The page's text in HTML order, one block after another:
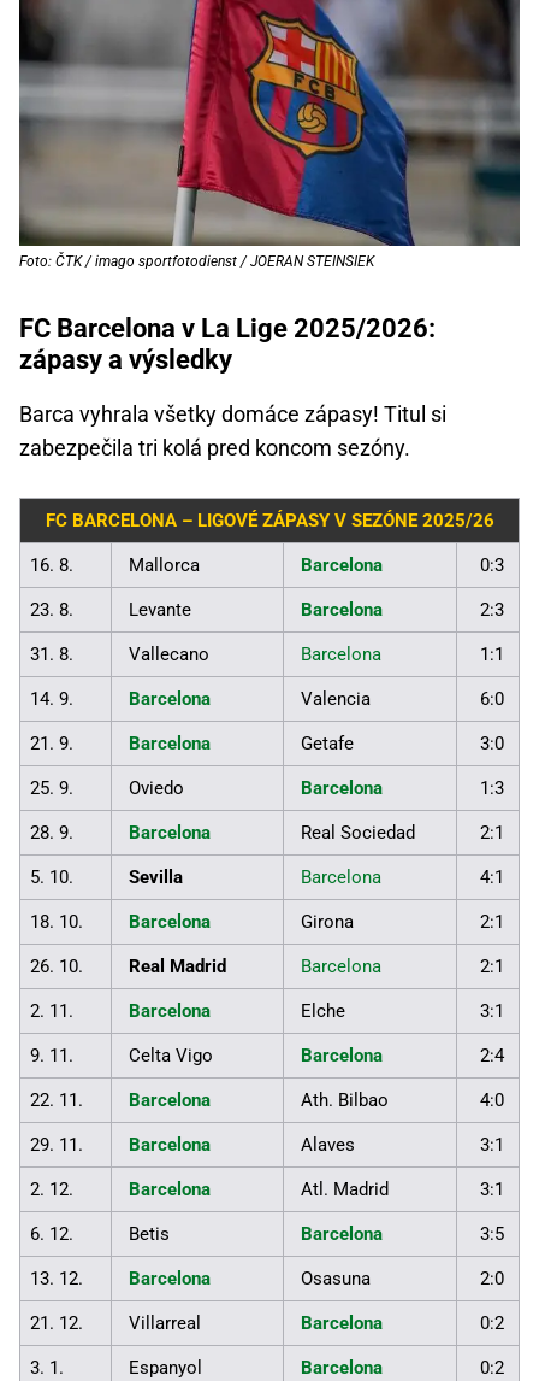
Foto: ČTK / imago sportfotodienst / JOERAN STEINSIEK
FC Barcelona v La Lige 2025/2026:
zápasy a výsledky
Barca vyhrala všetky domáce zápasy! Titul si
zabezpečila tri kolá pred koncom sezóny.
FC BARCELONA – LIGOVÉ ZÁPASY V SEZÓNE 2025/26
16. 8. Mallorca Barcelona 0:3
23. 8. Levante Barcelona 2:3
31. 8. Vallecano Barcelona 1:1
14. 9. Barcelona Valencia 6:0
21. 9. Barcelona Getafe 3:0
25. 9. Oviedo Barcelona 1:3
28. 9. Barcelona Real Sociedad 2:1
5. 10. Sevilla Barcelona 4:1
18. 10. Barcelona Girona 2:1
26. 10. Real Madrid Barcelona 2:1
2. 11. Barcelona Elche 3:1
9. 11. Celta Vigo Barcelona 2:4
22. 11. Barcelona Ath. Bilbao 4:0
29. 11. Barcelona Alaves 3:1
2. 12. Barcelona Atl. Madrid 3:1
6. 12. Betis Barcelona 3:5
13. 12. Barcelona Osasuna 2:0
21. 12. Villarreal Barcelona 0:2
3. 1. Espanyol Barcelona 0:2